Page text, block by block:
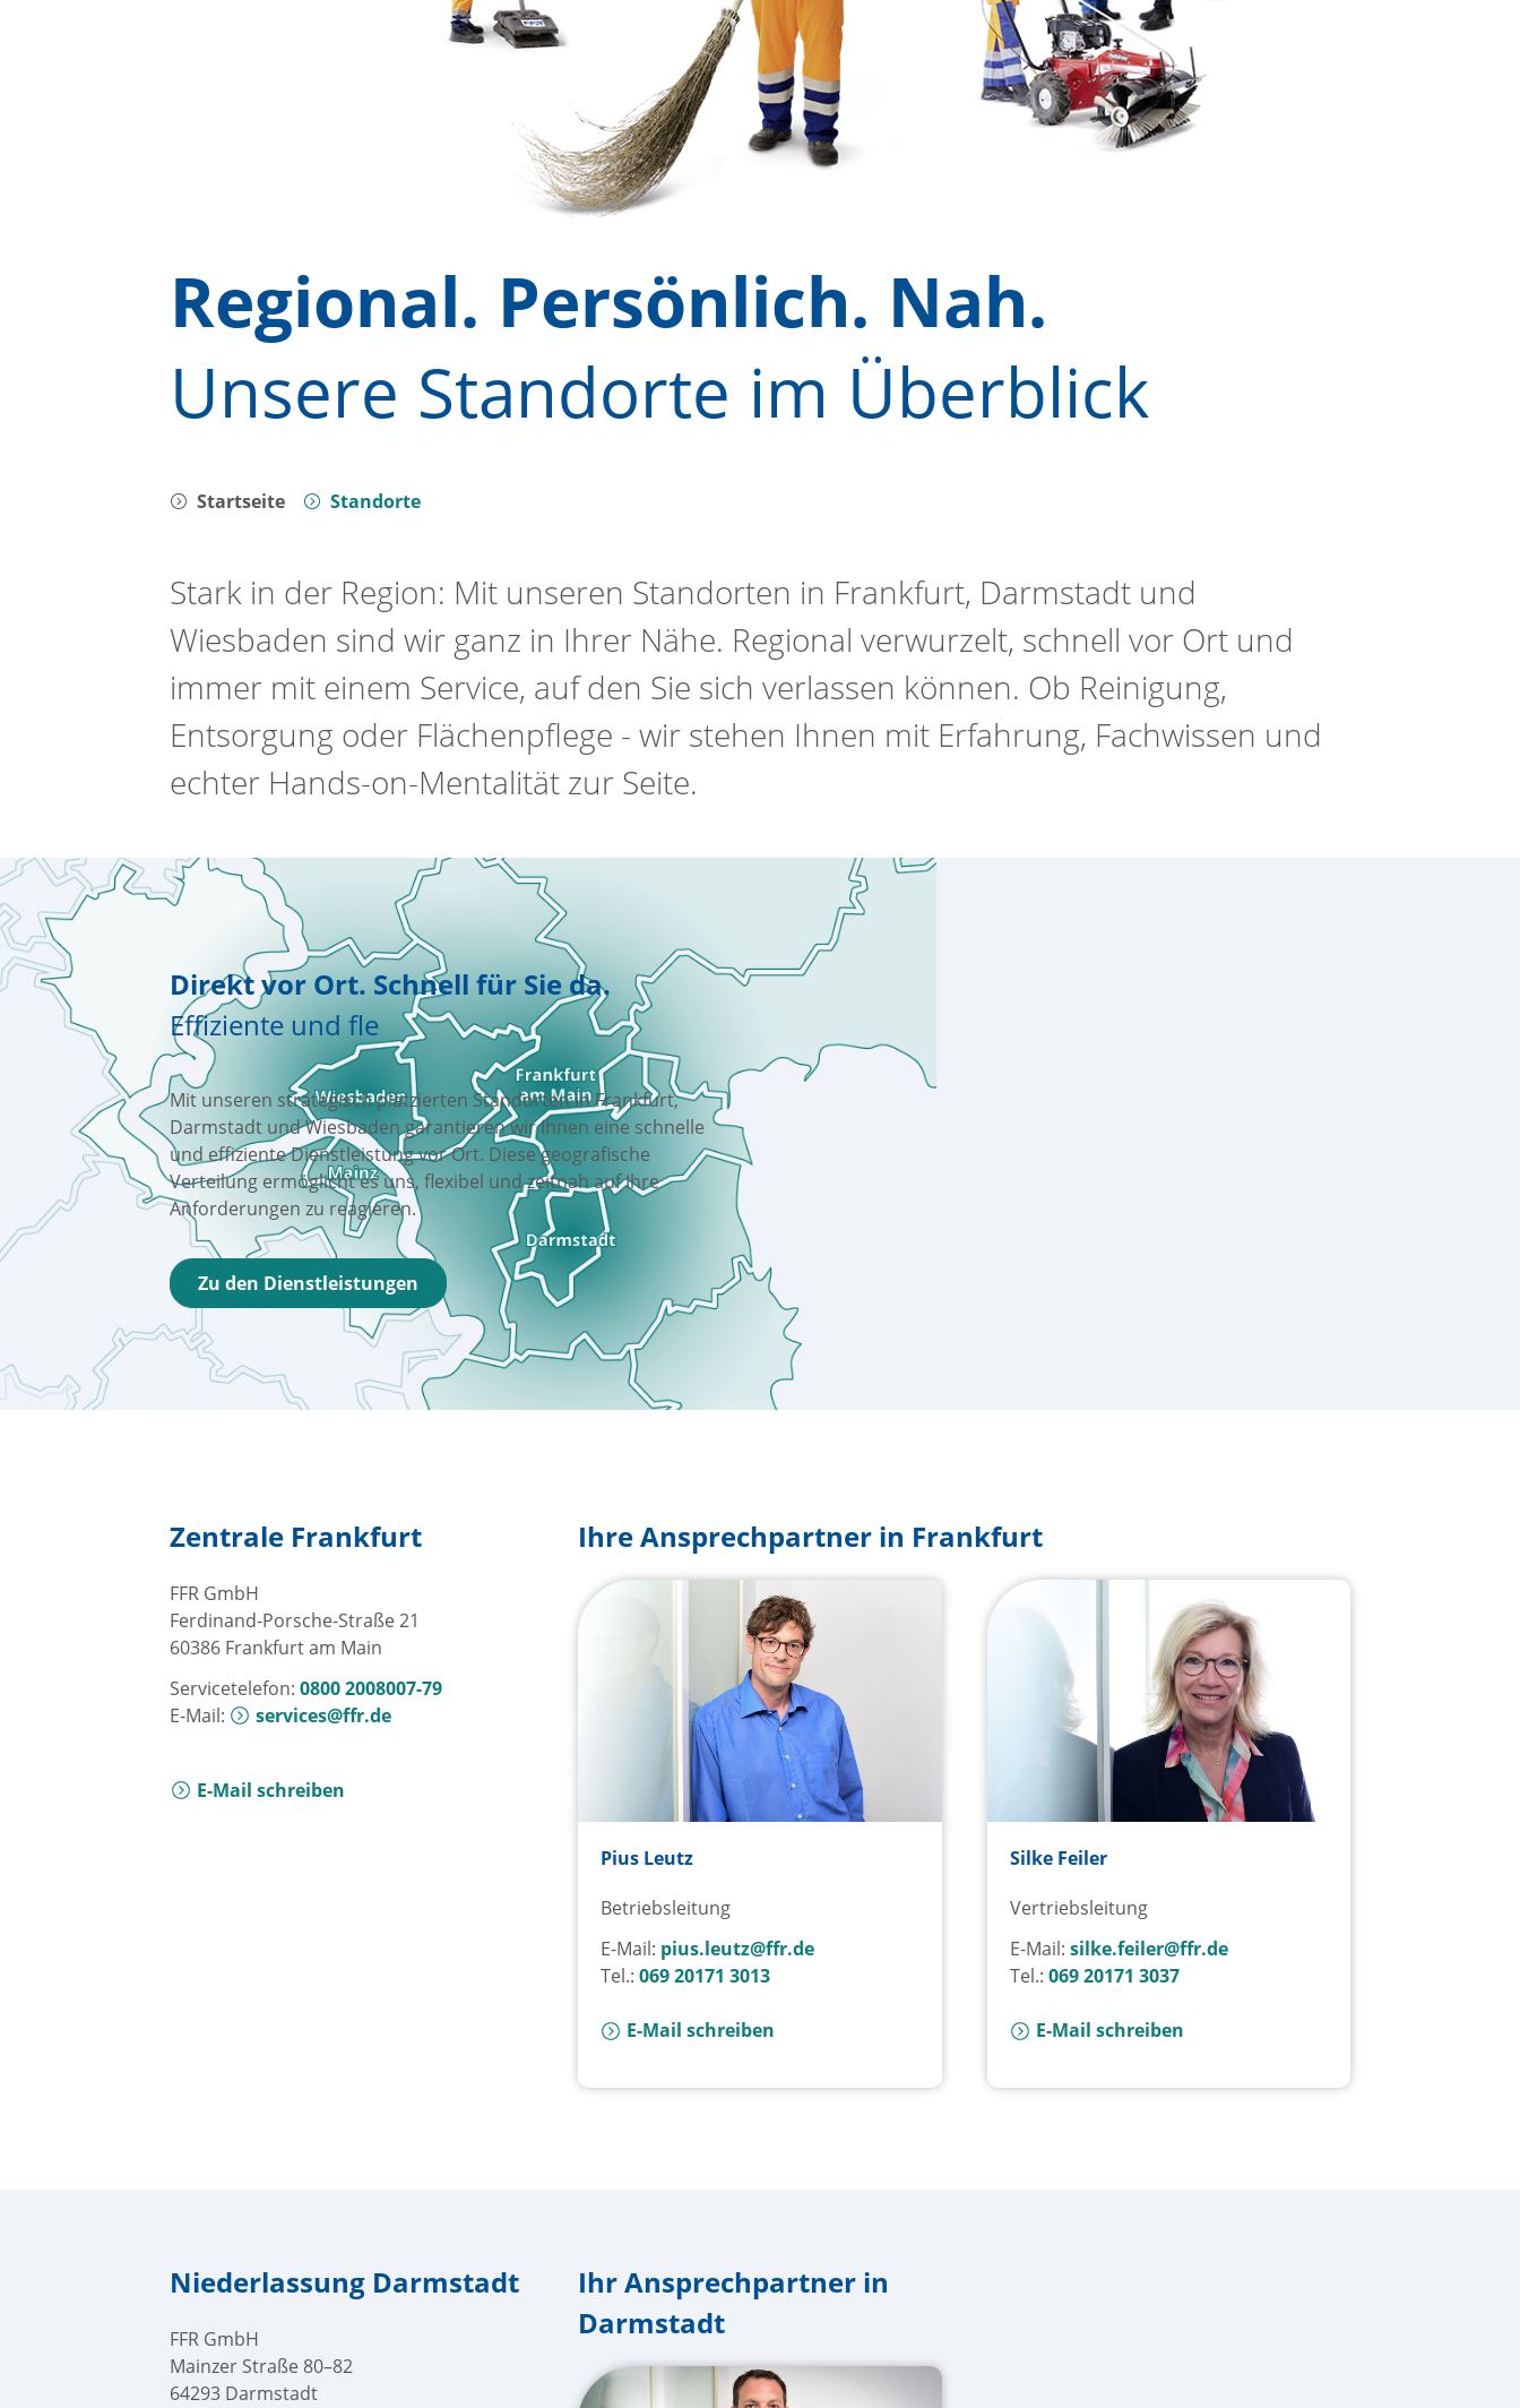
Regional. Persönlich. Nah.
Unsere Standorte im Überblick
Startseite Standorte
Stark in der Region: Mit unseren Standorten in Frankfurt, Darmstadt und
Wiesbaden sind wir ganz in Ihrer Nähe. Regional verwurzelt, schnell vor Ort und
immer mit einem Service, auf den Sie sich verlassen können. Ob Reinigung,
Entsorgung oder Flächenpflege - wir stehen Ihnen mit Erfahrung, Fachwissen und
echter Hands-on-Mentalität zur Seite.
Direkt vor Ort. Schnell für Sie da.
Effiziente undflexibleLösungenvorOr
Mit unseren strategisch platzierten Standorten in Frankfurt,
Darmstadt und Wiesbaden garantieren wir Ihnen eine schnelle
und effiziente Dienstleistung vor Ort. Diese geografische
Verteilung ermöglicht es uns, flexibel und zeitnah auf Ihre
Anforderungen zu reagieren.
Zu den Dienstleistungen
Zentrale Frankfurt
FFR GmbH
Ferdinand-Porsche-Straße 21
60386 Frankfurt am Main
Servicetelefon: 0800 2008007-79
E-Mail:
services@ffr.de
E-Mail schreiben
Ihre Ansprechpartner in Frankfurt
Pius Leutz
Betriebsleitung
E-Mail: pius.leutz@ffr.de
Tel.:069 20171 3013
E-Mail schreiben
Silke Feiler
Vertriebsleitung
E-Mail: silke.feiler@ffr.de
Tel.: 069 20171 3037
E-Mail schreiben
Niederlassung Darmstadt
FFR GmbH
Mainzer Straße 80–82
64293 Darmstadt
Ihr Ansprechpartner in
Darmstadt